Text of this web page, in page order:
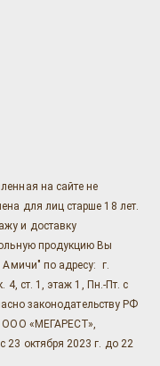
на сайте не
для лиц старше 18 лет.
и доставку
продукцию Вы
Амичи" по адресу: г.
ст. 1, этаж 1, Пн.-Пт. с
законодательству РФ
ООО «МЕГАРЕСТ»,
23 октября 2023 г. до 22